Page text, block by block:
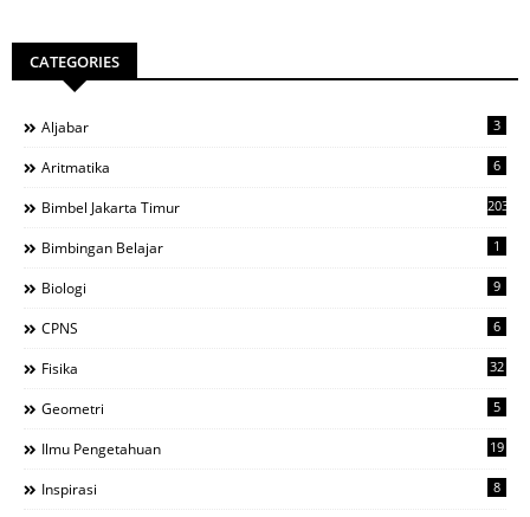
CATEGORIES
Aljabar 3
Aritmatika 6
Bimbel Jakarta Timur 203
Bimbingan Belajar 1
Biologi 9
CPNS 6
Fisika 32
Geometri 5
Ilmu Pengetahuan 19
Inspirasi 8